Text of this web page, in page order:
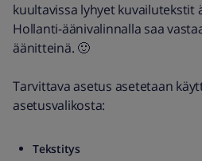
kuultavissa lyhyet kuvailutekstit
Hollanti-äänivalinnalla saa
äänitteinä. 🙂
Tarvittava asetus asetetaan
asetusvalikosta:
Tekstitys